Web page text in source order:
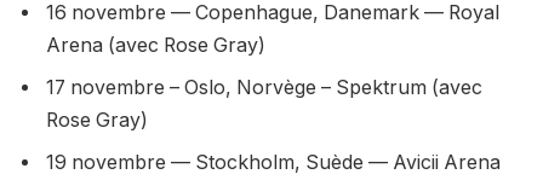
16 novembre — Copenhague, Danemark — Royal
Arena (avec Rose Gray)
17 novembre – Oslo, Norvège – Spektrum (avec
Rose Gray)
19 novembre — Stockholm, Suède — Avicii Arena